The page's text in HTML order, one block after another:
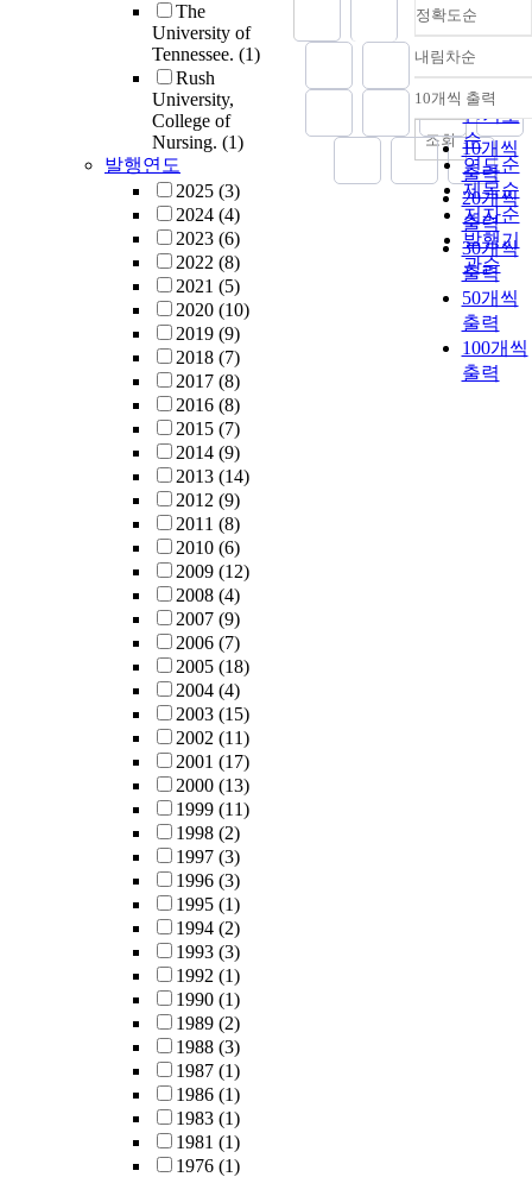
The
University of
Tennessee. (1)
Rush
University,
College of
Nursing. (1)
발행연도
2025 (3)
2024 (4)
2023 (6)
2022 (8)
2021 (5)
2020 (10)
2019 (9)
2018 (7)
2017 (8)
2016 (8)
2015 (7)
2014 (9)
2013 (14)
2012 (9)
2011 (8)
2010 (6)
2009 (12)
2008 (4)
2007 (9)
2006 (7)
2005 (18)
2004 (4)
2003 (15)
2002 (11)
2001 (17)
2000 (13)
1999 (11)
1998 (2)
1997 (3)
1996 (3)
1995 (1)
1994 (2)
1993 (3)
1992 (1)
1990 (1)
1989 (2)
1988 (3)
1987 (1)
1986 (1)
1983 (1)
1981 (1)
1976 (1)
정확도순
정확도
순
인기도
순
연도순
제목순
저자순
발행기
관순
내림차순
내림차
10개씩 출력
10개씩
출력
20개씩
출력
30개씩
출력
50개씩
출력
100개씩
출력
조회